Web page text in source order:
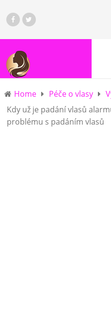
Home Péče o vlasy
Kdy už je padání vlasů
problému s padáním vlasů